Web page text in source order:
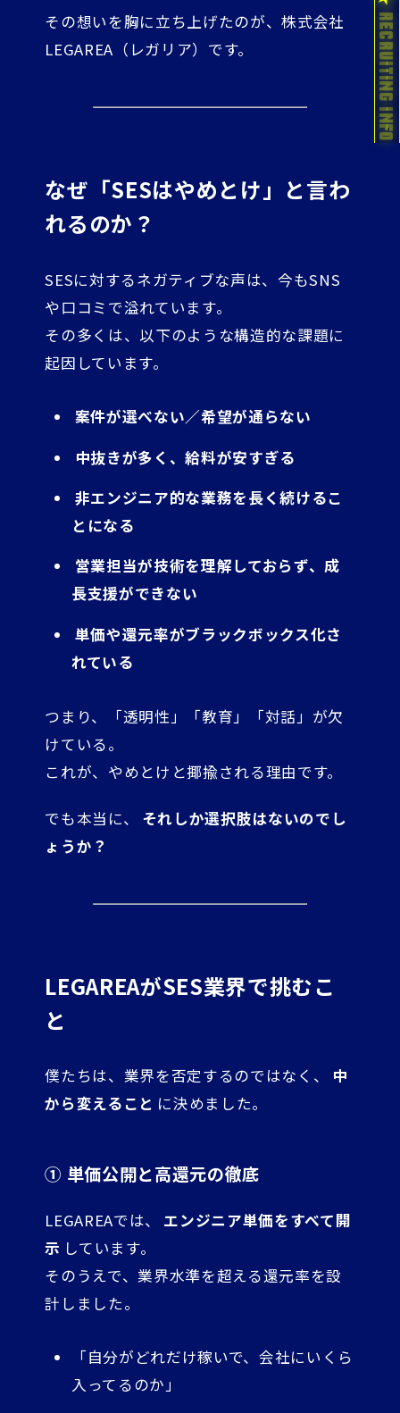
その想いを胸に立ち上げたのが、株式会社
LEGAREA（レガリア）です。
なぜ「SESはやめとけ」と言わ
れるのか？
SESに対するネガティブな声は、今もSNS
や口コミで溢れています。
その多くは、以下のような構造的な課題に
起因しています。
案件が選べない／希望が通らない
中抜きが多く、給料が安すぎる
非エンジニア的な業務を長く続けるこ
とになる
営業担当が技術を理解しておらず、成
長支援ができない
単価や還元率がブラックボックス化さ
れている
つまり、「透明性」「教育」「対話」が欠
けている。
これが、やめとけと揶揄される理由です。
でも本当に、
それしか選択肢はないのでし
ょうか？
LEGAREAがSES業界で挑むこ
と
僕たちは、業界を否定するのではなく、
中
から変えること に決めました。
① 単価公開と高還元の徹底
LEGAREAでは、
エンジニア単価をすべて開
示 しています。
そのうえで、業界水準を超える還元率を設
計しました。
「自分がどれだけ稼いで、会社にいくら
入ってるのか」